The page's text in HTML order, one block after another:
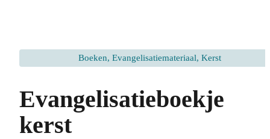
Boeken, Evangelisatiemateriaal, Kerst
Evangelisatieboekje
kerst